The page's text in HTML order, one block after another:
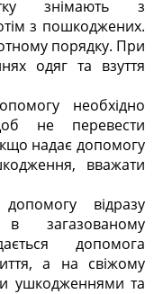
знімають з
з пошкоджених.
порядку. При
одяг та взуття
необхідно
не перевести
надає допомогу
вважати
відразу
в загазованому
допомога
а на свіжому
ушкодженнями та